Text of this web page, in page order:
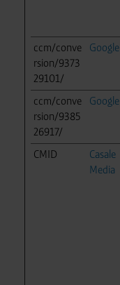
ccm/conve
rsion/9373
29101/
Google
ccm/conve
rsion/9385
26917/
Google
CMID
Casale
Media